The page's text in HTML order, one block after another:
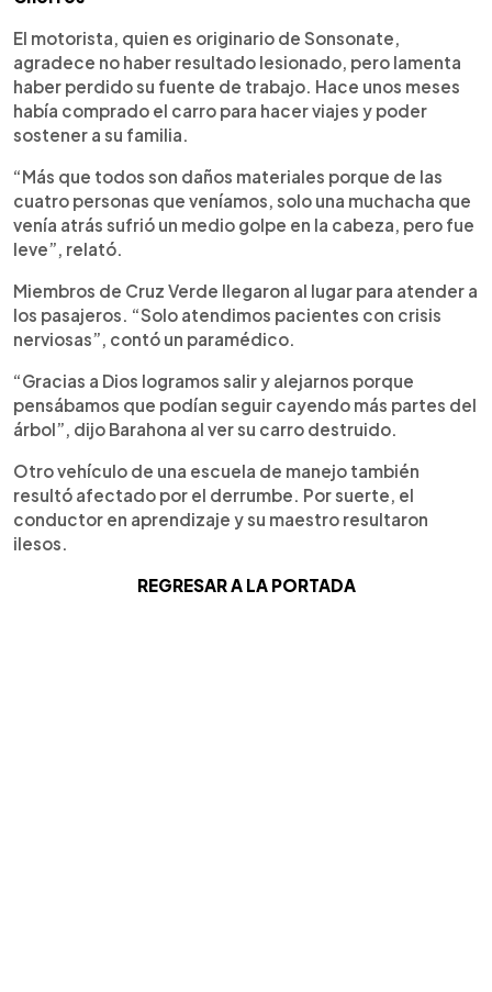
El motorista, quien es originario de Sonsonate,
agradece no haber resultado lesionado, pero lamenta
haber perdido su fuente de trabajo. Hace unos meses
había comprado el carro para hacer viajes y poder
sostener a su familia.
“Más que todos son daños materiales porque de las
cuatro personas que veníamos, solo una muchacha que
venía atrás sufrió un medio golpe en la cabeza, pero fue
leve”, relató.
Miembros de Cruz Verde llegaron al lugar para atender a
los pasajeros. “Solo atendimos pacientes con crisis
nerviosas”, contó un paramédico.
“Gracias a Dios logramos salir y alejarnos porque
pensábamos que podían seguir cayendo más partes del
árbol”, dijo Barahona al ver su carro destruido.
Otro vehículo de una escuela de manejo también
resultó afectado por el derrumbe. Por suerte, el
conductor en aprendizaje y su maestro resultaron
ilesos.
REGRESAR A LA PORTADA